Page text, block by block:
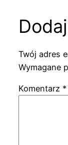
Twój adres
Wymagane
Komentarz *